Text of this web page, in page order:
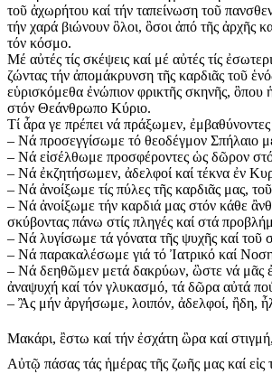
τοῦ ἀχωρήτου καί τήν ταπείνωση τοῦ
τήν χαρά βιώνουν ὃλοι, ὃσοι ἀπό τῆς ἀρχῆς
τόν κόσμο.
Μέ αὐτές τίς σκέψεις καί μέ αὐτές τίς
ζώντας τήν ἀπομάκρυνση τῆς καρδιᾶς τοῦ
εὑρισκόμεθα ἐνώπιον φρικτῆς σκηνῆς, ὃπου
στόν Θεάνθρωπο Κύριο.
Τί ἆρα γε πρέπει νά πράξωμεν,
– Νά προσεγγίσωμε τό θεοδέγμον Σπήλαιο
– Νά εἰσέλθωμε προσφέροντες ὡς δῶρον
– Νά ἐκζητήσωμεν, ἀδελφοί καί τέκνα ἐν
– Νά ἀνοίξωμε τίς πύλες τῆς καρδιᾶς μας,
– Νά ἀνοίξωμε τήν καρδιά μας στόν κάθε
σκύβοντας πάνω στίς πληγές καί στά
– Νά λυγίσωμε τά γόνατα τῆς ψυχῆς καί τοῦ
– Νά παρακαλέσωμε γιά τό Ἰατρικό καί
– Νά δεηθῶμεν μετά δακρύων, ὣστε νά μᾶς
ἀναψυχή καί τόν γλυκασμό, τά δῶρα αὐτά
– Ἂς μήν ἀργήσωμε, λοιπόν, ἀδελφοί, ἢδη,
Μακάρι, ἒστω καί τήν ἐσχάτη ὣρα καί
Αὐτῷ πάσας τάς ἡμέρας τῆς ζωῆς μας καί εἰς